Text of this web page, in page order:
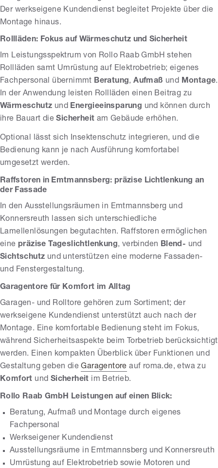
Der werkseigene Kundendienst begleitet Projekte über die
Montage hinaus.
Rollläden: Fokus auf Wärmeschutz und Sicherheit
Im Leistungsspektrum von Rollo Raab GmbH stehen
Rollläden samt Umrüstung auf Elektrobetrieb; eigenes
Fachpersonal übernimmt Beratung,Aufmaß und Montage.
In der Anwendung leisten Rollläden einen Beitrag zu
Wärmeschutz und Energieeinsparung und können durch
ihre Bauart dieSicherheit am Gebäude erhöhen.
Optional lässt sich Insektenschutz integrieren, und die
Bedienung kann je nach Ausführung komfortabel
umgesetzt werden.
Raffstoren in Emtmannsberg: präzise Lichtlenkung an
der Fassade
In den Ausstellungsräumen in Emtmannsberg und
Konnersreuth lassen sich unterschiedliche
Lamellenlösungen begutachten. Raffstoren ermöglichen
eine präzise Tageslichtlenkung, verbinden Blend- und
Sichtschutz und unterstützen eine moderne Fassaden-
und Fenstergestaltung.
Garagentore für Komfort im Alltag
Garagen- und Rolltore gehören zum Sortiment; der
werkseigene Kundendienst unterstützt auch nach der
Montage. Eine komfortable Bedienung steht im Fokus,
während Sicherheitsaspekte beim Torbetrieb berücksichtigt
werden. Einen kompakten Überblick über Funktionen und
Gestaltung geben dieGaragentore auf roma.de, etwa zu
Komfort und Sicherheit im Betrieb.
Rollo Raab GmbH Leistungen auf einen Blick:
Beratung, Aufmaß und Montage durch eigenes
Fachpersonal
Werkseigener Kundendienst
Ausstellungsräume in Emtmannsberg und Konnersreuth
Umrüstung auf Elektrobetrieb sowie Motoren und